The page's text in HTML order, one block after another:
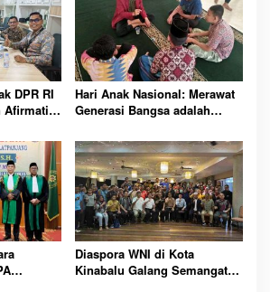
DPR RI
Afirmatif
Hari Anak Nasional: Merawat
Generasi Bangsa adalah
Diaspora WNI di Kota
Kinabalu Galang Semangat